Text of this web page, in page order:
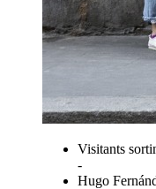
Visitants
-
Hugo